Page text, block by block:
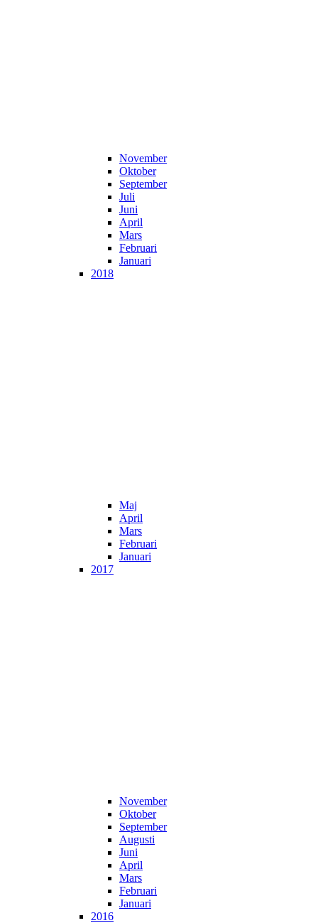
November
Oktober
September
Juli
Juni
April
Mars
Februari
Januari
2018
Maj
April
Mars
Februari
Januari
2017
November
Oktober
September
Augusti
Juni
April
Mars
Februari
Januari
2016